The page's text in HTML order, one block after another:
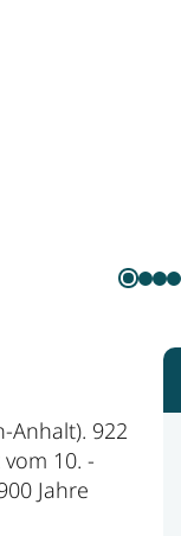
Anhalt). 922
10. -
Jahre